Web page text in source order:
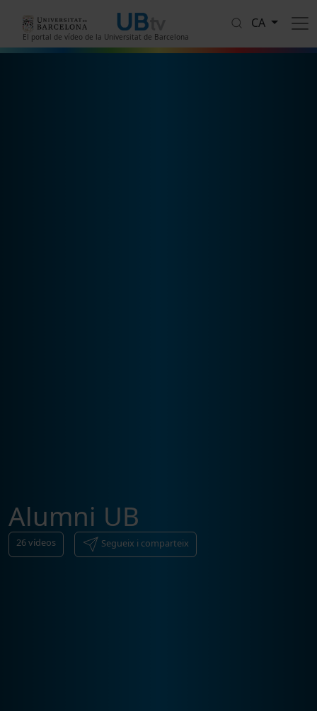
El portal de vídeo de la Universitat de Barcelona
CA
Alumni UB
26vídeos Segueix i comparteix